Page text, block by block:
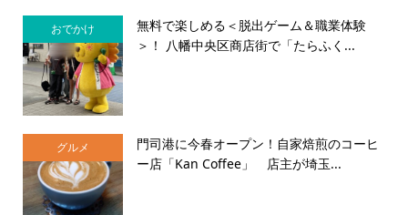
おでかけ
無料で楽しめる＜脱出ゲーム＆職業体験
＞！ 八幡中央区商店街で「たらふく...
グルメ
門司港に今春オープン！自家焙煎のコーヒ
ー店「Kan Coffee」 店主が埼玉...